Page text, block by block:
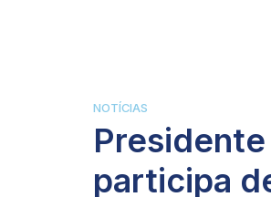
NOTÍCIAS
participa